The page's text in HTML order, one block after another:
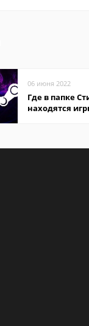
06 июня 2022
Где в папке
находятся